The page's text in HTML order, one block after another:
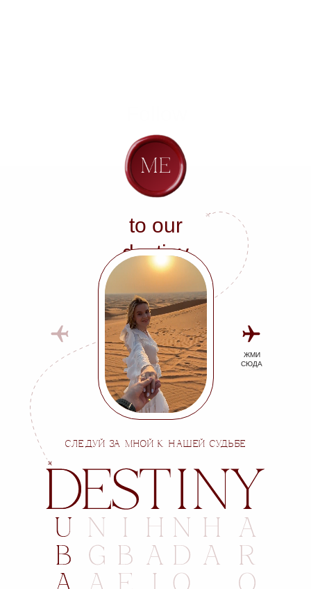
to our
destiny
ЖМИ
СЮДА
СЛЕДУЙ ЗА МНОЙ К НАШЕЙ СУДЬБЕ